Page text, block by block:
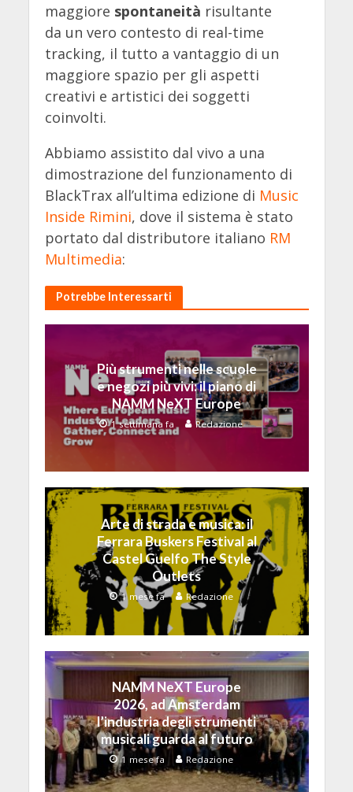
maggiore spontaneità risultante
da un vero contesto di real-time
tracking, il tutto a vantaggio di un
maggiore spazio per gli aspetti
creativi e artistici dei soggetti
coinvolti.
Abbiamo assistito dal vivo a una
dimostrazione del funzionamento di
BlackTrax all’ultima edizione di Music
Inside Rimini, dove il sistema è stato
portato dal distributore italiano RM
Multimedia:
Potrebbe Interessarti
Più strumenti nelle scuole
e negozi più vivi: il piano di
NAMM NeXT Europe
1 settimana fa Redazione
Arte di strada e musica: il
Ferrara Buskers Festival al
Castel Guelfo The Style
Outlets
1 mese fa Redazione
NAMM NeXT Europe
2026, ad Amsterdam
l’industria degli strumenti
musicali guarda al futuro
1 mese fa Redazione